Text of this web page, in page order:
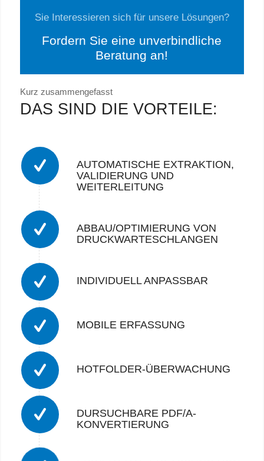
Sie Interessieren sich für unsere Lösungen?
Fordern Sie eine unverbindliche
Beratung an!
Kurz zusammengefasst
DAS SIND DIE VORTEILE:
AUTOMATISCHE EXTRAKTION,
VALIDIERUNG UND
WEITERLEITUNG
ABBAU/OPTIMIERUNG VON
DRUCKWARTESCHLANGEN
INDIVIDUELL ANPASSBAR
MOBILE ERFASSUNG
HOTFOLDER-ÜBERWACHUNG
DURSUCHBARE PDF/A-
KONVERTIERUNG